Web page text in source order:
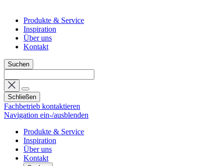
Produkte & Service
Inspiration
Über uns
Kontakt
Suchen
Schließen
Fachbetrieb kontaktieren
Navigation ein-/ausblenden
Produkte & Service
Inspiration
Über uns
Kontakt